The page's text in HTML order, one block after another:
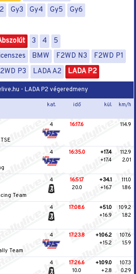
Gy3 Gy4 Gy5 Gy6
3 4
5
BMW F2WD N3
F2WD P1
P3 LADA A2 LADA P2
- LADA P2 végeredmeny
kat. idő kül. km/h
4 16:17.6 114.9
4 16:35.0
+17.4
+17.4
112.9
2.01
Team
4
16:51.7
20.0
+34.1
+16.7
111.0
1.86
4 17:08.6
+51.0
+16.9
109.2
1.82
Team
4 17:23.8
+1:06.2
+15.2
107.6
1.59
4
17:26.6
10.0
+1:09.0
+2.8
107.3
0.29